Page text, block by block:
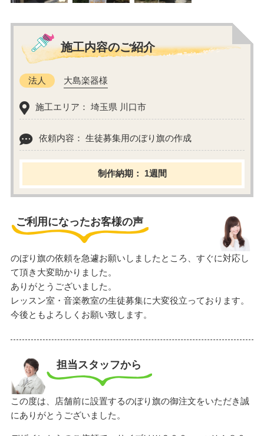
施工内容のご紹介
法人 大島楽器様
施工エリア： 埼玉県 川口市
依頼内容： 生徒募集用のぼり旗の作成
制作納期： 1週間
ご利用になったお客様の声
のぼり旗の依頼を急遽お願いしましたところ、すぐに対応し
て頂き大変助かりました。
ありがとうございました。
レッスン室・音楽教室の生徒募集に大変役立っております。
今後ともよろしくお願い致します。
担当スタッフから
この度は、店舗前に設置するのぼり旗の御注文をいただき誠
にありがとうございました。